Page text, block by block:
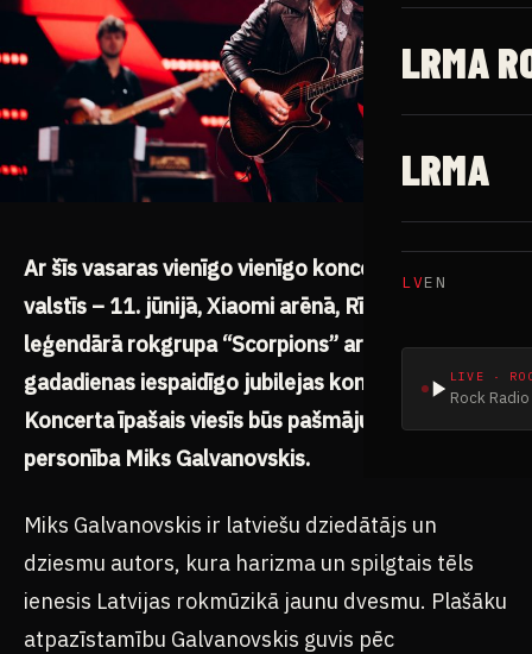
LRMA
LRMA
LVEN
LIVE ·
Rock
Ar šīs vasaras vienīgo vienīgo koncertu Baltijas
valstīs – 11. jūnijā, Xiaomi arēnā, Rīgā viesosies
leģendārā rokgrupa “Scorpions” ar 60.
gadadienas iespaidīgo jubilejas koncerttūri.
Koncerta īpašais viesīs būs pašmāju harizmātiskā
personība Miks Galvanovskis.
Miks Galvanovskis ir latviešu dziedātājs un
dziesmu autors, kura harizma un spilgtais tēls
ienesis Latvijas rokmūzikā jaunu dvesmu. Plašāku
atpazīstamību Galvanovskis guvis pēc